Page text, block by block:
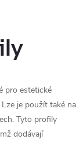
pro estetické
je použít také na
Tyto profily
dodávají